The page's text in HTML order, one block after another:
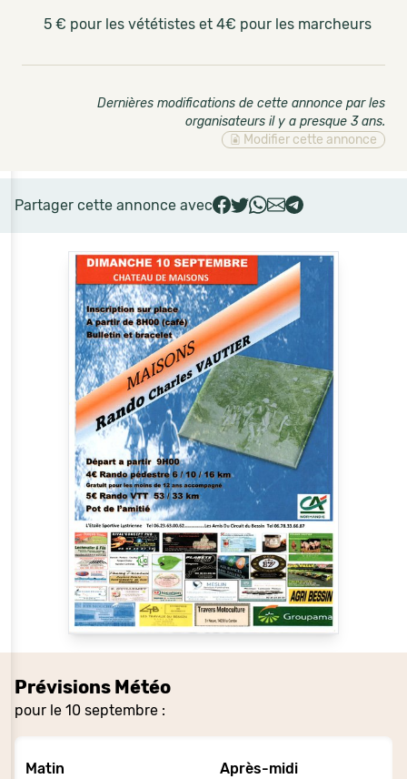
Prévisions Météo
pour le 10 septembre :
Matin Après-midi
5 € pour les vététistes et 4€ pour les marcheurs
Dernières modifications de cette annonce par les
organisateurs il y a presque 3 ans.
Modifier cette annonce
Partager cette annonce avec